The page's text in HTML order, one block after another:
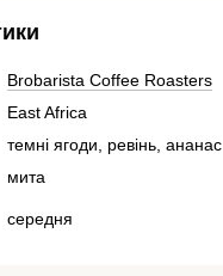
Brobarista Coffee Roasters
East Africa
темні ягоди, ревінь, ананас
мита
середня